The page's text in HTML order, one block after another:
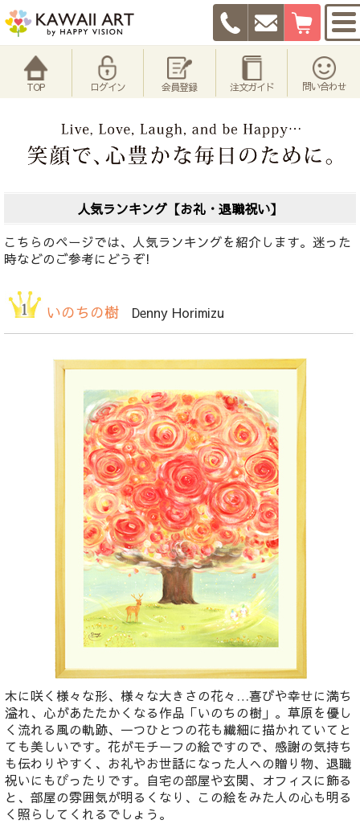
TOP ログイン 会員登録 注文ガイド 問い合わせ
人気ランキング【お礼・退職祝い】
こちらのページでは、人気ランキングを紹介します。迷った
時などのご参考にどうぞ!
いのちの樹 Denny Horimizu
木に咲く様々な形、様々な大きさの花々…喜びや幸せに満ち
溢れ、心があたたかくなる作品「いのちの樹」。草原を優し
く流れる風の軌跡、一つひとつの花も繊細に描かれていてと
ても美しいです。花がモチーフの絵ですので、感謝の気持ち
も伝わりやすく、お礼やお世話になった人への贈り物、退職
祝いにもぴったりです。自宅の部屋や玄関、オフィスに飾る
と、部屋の雰囲気が明るくなり、この絵をみた人の心も明る
く照らしてくれるでしょう。